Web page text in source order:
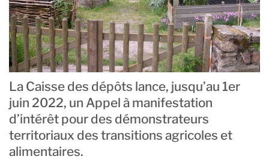
La Caisse des dépôts lance, jusqu’au 1er
juin 2022, un Appel à manifestation
d’intérêt pour des démonstrateurs
territoriaux des transitions agricoles et
alimentaires.